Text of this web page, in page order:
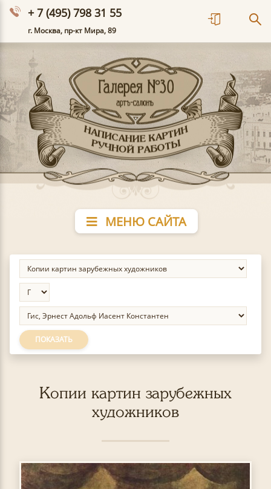
+ 7 (495) 798 31 55
г. Москва, пр-кт Мира, 89
МЕНЮ САЙТА
ПОКАЗАТЬ
Копии картин зарубежных
художников